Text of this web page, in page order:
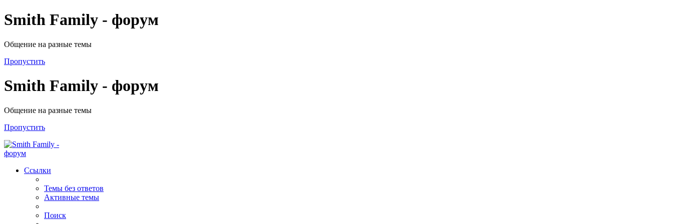
Smith Family - форум
Общение на разные темы
Пропустить
Smith Family - форум
Общение на разные темы
Пропустить
Ссылки
Темы без ответов
Активные темы
Поиск